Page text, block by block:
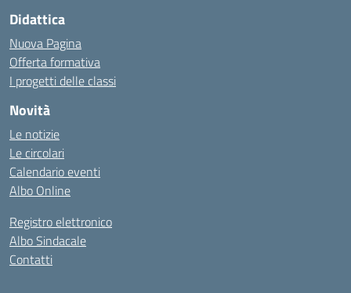
Didattica
Nuova Pagina
Offerta formativa
I progetti delle classi
Novità
Le notizie
Le circolari
Calendario eventi
Albo Online
Registro elettronico
Albo Sindacale
Contatti